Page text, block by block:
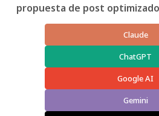
propuesta de post
Claude
ChatGPT
Google AI
Gemini